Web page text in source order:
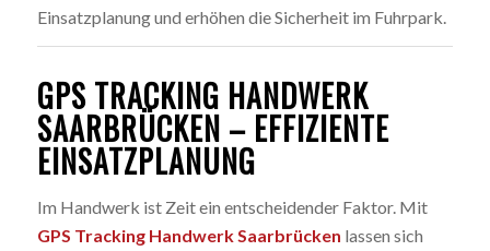
Einsatzplanung und erhöhen die Sicherheit im Fuhrpark.
GPS TRACKING HANDWERK
SAARBRÜCKEN – EFFIZIENTE
EINSATZPLANUNG
Im Handwerk ist Zeit ein entscheidender Faktor. Mit
GPS Tracking Handwerk Saarbrücken lassen sich